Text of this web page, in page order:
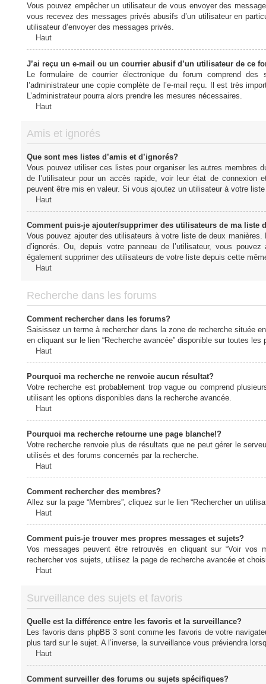
Vous pouvez empêcher un utilisateur de vous envoyer des
vous recevez des messages privés abusifs d’un utilisateur en
utilisateur d’envoyer des messages privés.
Haut
J’ai reçu un e-mail ou un courrier abusif d’un utilisateur de ce
Le formulaire de courrier électronique du forum comprend
l’administrateur une copie complète de l’e-mail reçu. Il est très
L’administrateur pourra alors prendre les mesures nécessaires.
Haut
Amis et ignorés
Que sont mes listes d’amis et d’ignorés?
Vous pouvez utiliser ces listes pour organiser les autres membres
de l’utilisateur pour un accès rapide, voir leur état de connexion
peuvent être mis en valeur. Si vous ajoutez un utilisateur à votre
Haut
Comment puis-je ajouter/supprimer des utilisateurs de ma liste
Vous pouvez ajouter des utilisateurs à votre liste de deux
d’ignorés. Ou, depuis votre panneau de l’utilisateur, vous
également supprimer des utilisateurs de votre liste depuis cette
Haut
Recherche dans les forums
Comment rechercher dans les forums?
Saisissez un terme à rechercher dans la zone de recherche située
en cliquant sur le lien “Recherche avancée” disponible sur toutes
Haut
Pourquoi ma recherche ne renvoie aucun résultat?
Votre recherche est probablement trop vague ou comprend
utilisant les options disponibles dans la recherche avancée.
Haut
Pourquoi ma recherche retourne une page blanche!?
Votre recherche renvoie plus de résultats que ne peut gérer le
utilisés et des forums concernés par la recherche.
Haut
Comment rechercher des membres?
Allez sur la page “Membres”, cliquez sur le lien “Rechercher un
Haut
Comment puis-je trouver mes propres messages et sujets?
Vos messages peuvent être retrouvés en cliquant sur “Voir vos
rechercher vos sujets, utilisez la page de recherche avancée et
Haut
Surveillance des sujets et favoris
Quelle est la différence entre les favoris et la surveillance?
Les favoris dans phpBB 3 sont comme les favoris de votre
plus tard sur le sujet. A l’inverse, la surveillance vous préviendra
Haut
Comment surveiller des forums ou sujets spécifiques?